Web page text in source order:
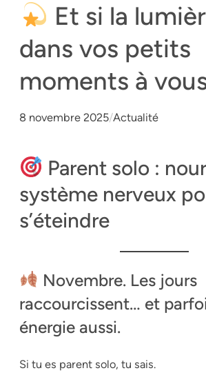
Et si la
dans vos petits
moments à
8 novembre 2025/Actualité
Parent solo :
système nerveux
s’éteindre
Novembre. Les jours
raccourcissent… et
énergie aussi.
Si tu es parent solo, tu sais.